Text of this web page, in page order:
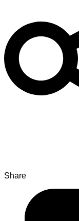
Share